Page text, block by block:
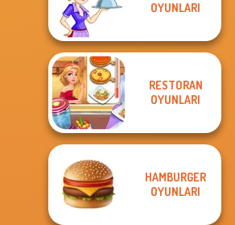
Cooking Live
OYUNLARI
RESTORAN
OYUNLARI
HAMBURGER
OYUNLARI